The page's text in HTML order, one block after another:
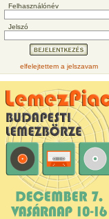
Felhasználónév
Jelszó
elfelejtettem a jelszavam